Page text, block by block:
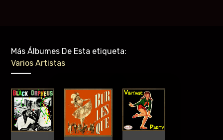
Más Álbumes De Esta etiqueta:
Varios Artistas